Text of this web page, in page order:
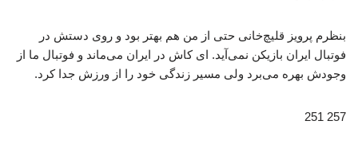
بنظرم پرویز قلیچ‌خانی حتی از من هم بهتر بود و روی دستش در
فوتبال ایران بازیکن نمی‌آید. ای کاش در ایران می‌ماند و فوتبال ما از
وجودش بهره می‌برد ولی مسیر زندگی خود را از ورزش جدا کرد.
257 251